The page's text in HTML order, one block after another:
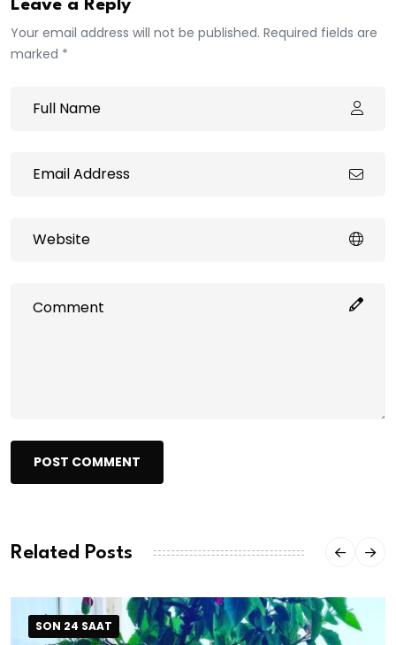
Leave a Reply
Your email address will not be published. Required fields are
marked *
POST COMMENT
Related Posts
SON 24 SAAT